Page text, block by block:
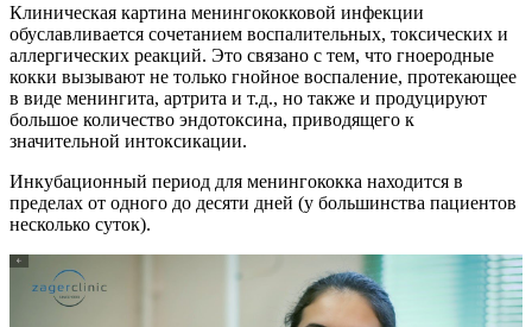
Клиническая картина менингококковой инфекции
обуславливается сочетанием воспалительных, токсических и
аллергических реакций. Это связано с тем, что гноеродные
кокки вызывают не только гнойное воспаление, протекающее
в виде менингита, артрита и т.д., но также и продуцируют
большое количество эндотоксина, приводящего к
значительной интоксикации.
Инкубационный период для менингококка находится в
пределах от одного до десяти дней (у большинства пациентов
несколько суток).